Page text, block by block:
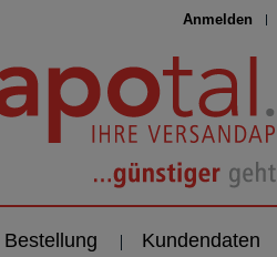
Anmelden
Bestellung Kundendaten